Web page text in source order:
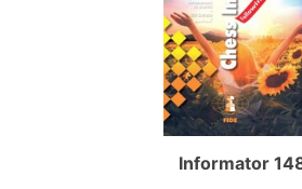
Informator